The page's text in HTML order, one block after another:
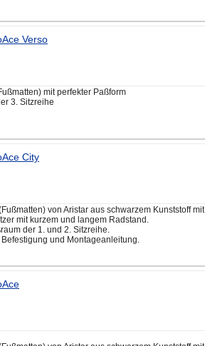
Verso
mit perfekter Paßform
3. Sitzreihe
City
von Aristar aus schwarzem Kunststoff mit
mit kurzem und langem Radstand.
der 1. und 2. Sitzreihe.
und Montageanleitung.